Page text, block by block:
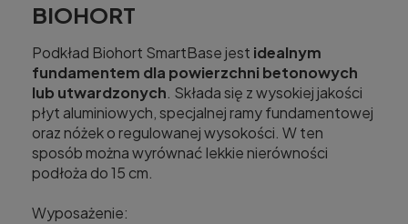
BIOHORT
Podkład Biohort SmartBase jest idealnym
fundamentem dla powierzchni betonowych
lub utwardzonych. Składa się z wysokiej jakości
płyt aluminiowych, specjalnej ramy fundamentowej
oraz nóżek o regulowanej wysokości. W ten
sposób można wyrównać lekkie nierówności
podłoża do 15 cm.
Wyposażenie: